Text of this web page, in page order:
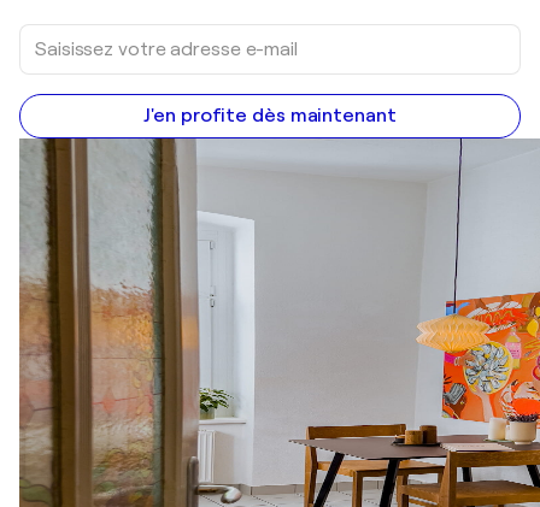
J'en profite dès maintenant